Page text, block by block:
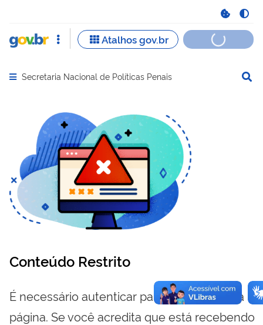
Abrir menu principal de navegação
Secretaria Nacional de Políticas Penais
Conteúdo Restrito
É necessário autenticar para visualizar essa
página. Se você acredita que está recebendo